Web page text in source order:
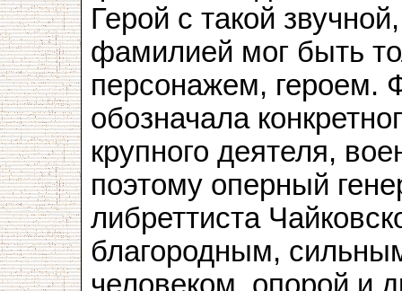
Герой с такой
фамилией мог быть
персонажем, героем.
обозначала
крупного деятеля,
поэтому оперный
либреттиста
благородным,
человеком, опорой и